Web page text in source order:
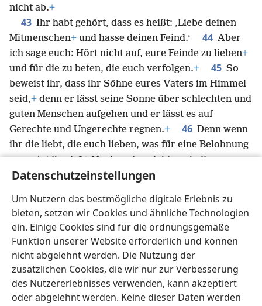
Datenschutzeinstellungen
Um Nutzern das bestmögliche digitale Erlebnis zu
bieten, setzen wir Cookies und ähnliche Technologien
ein. Einige Cookies sind für die ordnungsgemäße
Funktion unserer Website erforderlich und können
nicht abgelehnt werden. Die Nutzung der
zusätzlichen Cookies, die wir nur zur Verbesserung
des Nutzererlebnisses verwenden, kann akzeptiert
oder abgelehnt werden. Keine dieser Daten werden
nicht ab.+
43 Ihr habt gehört, dass es heißt: ‚Liebe deinen
Mitmenschen+ und hasse deinen Feind.‘ 44 Aber
ich sage euch: Hört nicht auf, eure Feinde zu lieben+
und für die zu beten, die euch verfolgen.+ 45 So
beweist ihr, dass ihr Söhne eures Vaters im Himmel
seid,+ denn er lässt seine Sonne über schlechten und
guten Menschen aufgehen und er lässt es auf
Gerechte und Ungerechte regnen.+ 46 Denn wenn
ihr die liebt, die euch lieben, was für eine Belohnung
erwartet ihr da?+Machen das nicht auch die
Steuereinnehmer? 47 Und wenn ihr nur eure
Machen das nicht auch die Menschen anderer
Völker?
48
Ihr sollt also vollkommen sein, wie
euer himmlischer Vater vollkommen ist. * +
Deutsch Teilen Einstellungen